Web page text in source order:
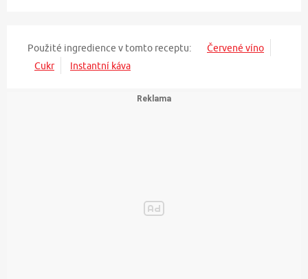
Použité ingredience v tomto receptu:
Červené víno
Cukr
Instantní káva